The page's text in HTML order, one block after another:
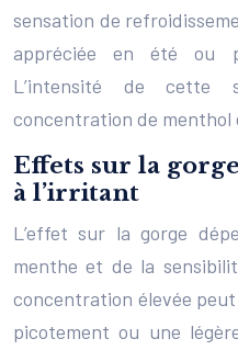
sensation de
appréciée en été ou
L’intensité de cette
concentration de menthol
Effets sur la
à l’irritant
L’effet sur la gorge
menthe et de la
concentration élevée
picotement ou une